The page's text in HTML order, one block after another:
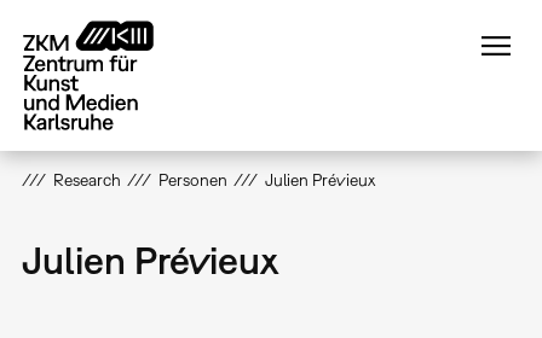
zum
Inhalt
Research Personen Julien Prévieux
Julien Prévieux